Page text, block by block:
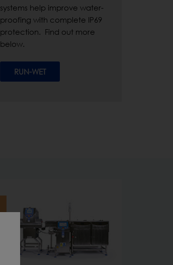
systems help improve water-
proofing with complete IP69
protection. Find out more
below.
RUN-WET